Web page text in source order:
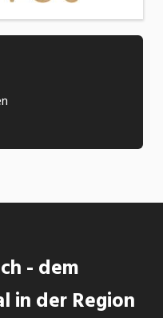
- dem
in der Region